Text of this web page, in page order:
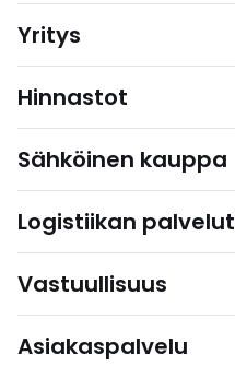
Yritys
Hinnastot
Sähköinen kauppa
Logistiikan palvelut
Vastuullisuus
Asiakaspalvelu